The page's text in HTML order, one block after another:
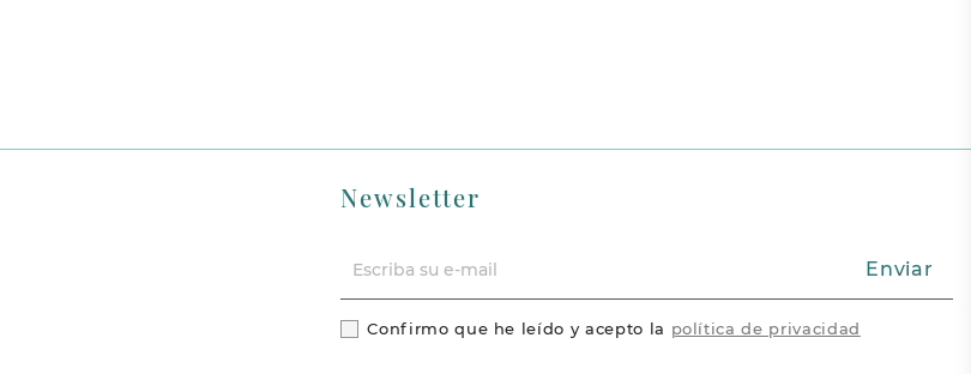
Newsletter
Enviar
Confirmo que he leído y acepto la política de privacidad